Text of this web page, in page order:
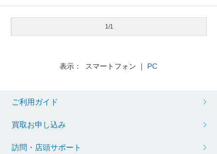
1/1
表示： スマートフォン ｜ PC
ご利用ガイド
買取お申し込み
訪問・店頭サポート